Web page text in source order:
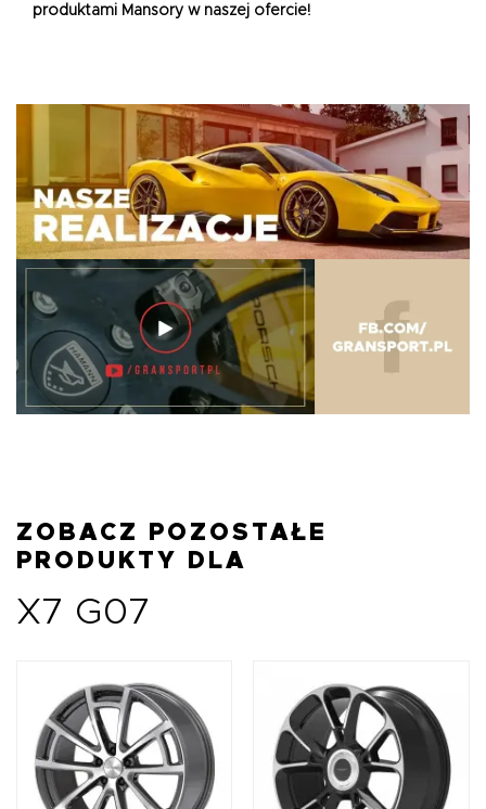
produktami Mansory w naszej ofercie!
ZOBACZ POZOSTAŁE
PRODUKTY DLA
X7 G07